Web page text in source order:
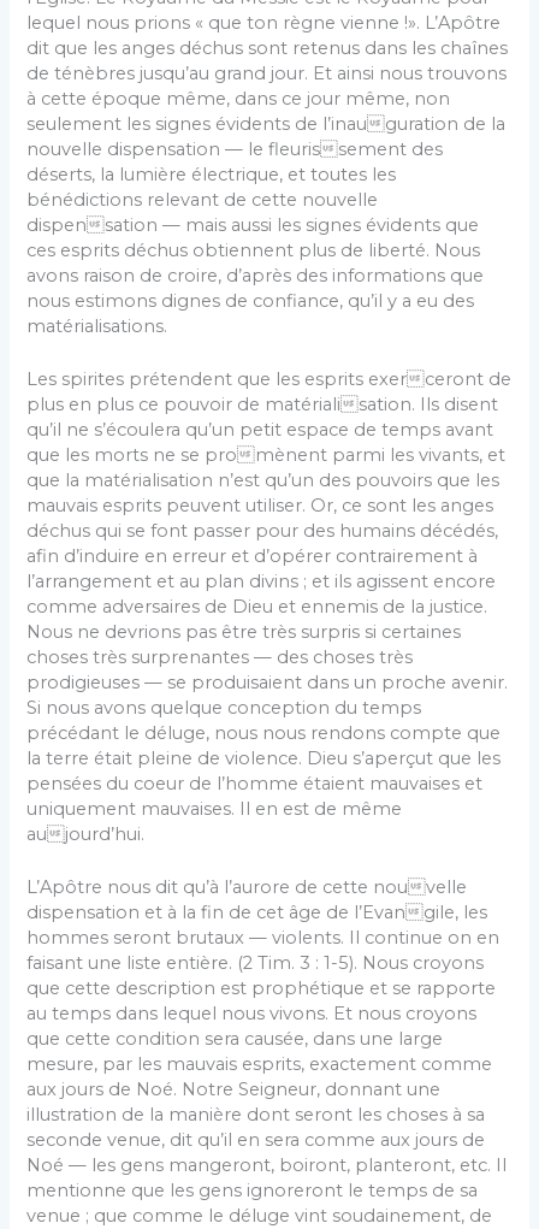
lequel nous prions « que ton règne vienne !». L’Apôtre
dit que les anges déchus sont retenus dans les chaînes
de ténèbres jusqu’au grand jour. Et ainsi nous trouvons
à cette époque même, dans ce jour même, non
seulement les signes évidents de l’inauguration de la
nouvelle dispensation — le fleurissement des
déserts, la lumière électrique, et toutes les
bénédictions relevant de cette nouvelle
dispensation — mais aussi les signes évidents que
ces esprits déchus obtiennent plus de liberté. Nous
avons raison de croire, d’après des informations que
nous estimons dignes de confiance, qu’il y a eu des
matérialisations.
Les spirites prétendent que les esprits exerceront de
plus en plus ce pouvoir de matérialisation. Ils disent
qu’il ne s’écoulera qu’un petit espace de temps avant
que les morts ne se promènent parmi les vivants, et
que la matérialisation n’est qu’un des pouvoirs que les
mauvais esprits peuvent utiliser. Or, ce sont les anges
déchus qui se font passer pour des humains décédés,
afin d’induire en erreur et d’opérer contrairement à
l’arrangement et au plan divins ; et ils agissent encore
comme adversaires de Dieu et ennemis de la justice.
Nous ne devrions pas être très surpris si certaines
choses très surprenantes — des choses très
prodigieuses — se produisaient dans un proche avenir.
Si nous avons quelque conception du temps
précédant le déluge, nous nous rendons compte que
la terre était pleine de violence. Dieu s’aperçut que les
pensées du coeur de l’homme étaient mauvaises et
uniquement mauvaises. Il en est de même
aujourd’hui.
L’Apôtre nous dit qu’à l’aurore de cette nouvelle
dispensation et à la fin de cet âge de l’Evangile, les
hommes seront brutaux — violents. Il continue on en
faisant une liste entière. (2 Tim. 3 : 1-5). Nous croyons
que cette description est prophétique et se rapporte
au temps dans lequel nous vivons. Et nous croyons
que cette condition sera causée, dans une large
mesure, par les mauvais esprits, exactement comme
aux jours de Noé. Notre Seigneur, donnant une
illustration de la manière dont seront les choses à sa
seconde venue, dit qu’il en sera comme aux jours de
Noé — les gens mangeront, boiront, planteront, etc. Il
mentionne que les gens ignoreront le temps de sa
venue ; que comme le déluge vint soudainement, de